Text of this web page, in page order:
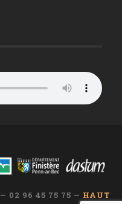
— 02 96 45 75 75 — HAUT